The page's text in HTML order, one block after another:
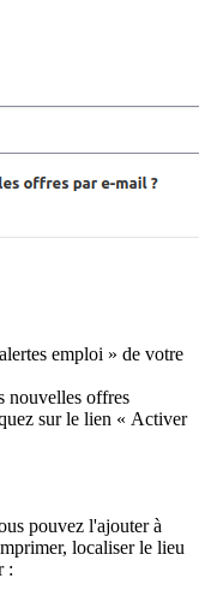
emploi » de votre
nouvelles offres
sur le lien « Activer
pouvez l'ajouter à
localiser le lieu
: